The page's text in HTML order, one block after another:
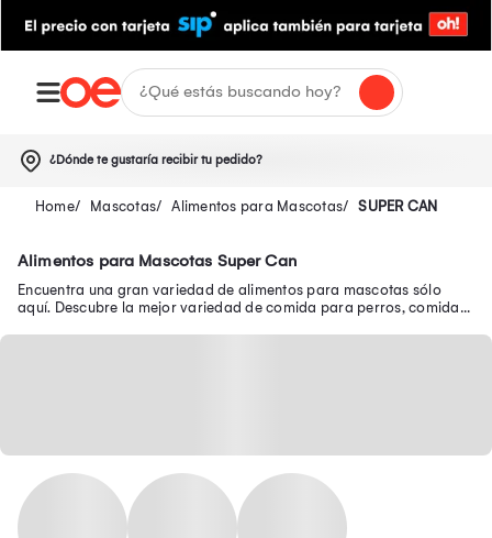
¿Dónde te gustaría recibir tu pedido?
Mascotas Alimentos para Mascotas SUPER CAN
Alimentos para Mascotas Super Can
Encuentra una gran variedad de alimentos para mascotas sólo
aquí. Descubre la mejor variedad de comida para perros, comida